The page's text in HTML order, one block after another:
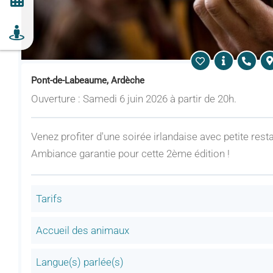
Pont-de-Labeaume, Ardèche
Ouverture : Samedi 6 juin 2026 à partir de 20h.
Venez profiter d'une soirée irlandaise avec petite
Ambiance garantie pour cette 2ème édition !
Tarifs
Accueil des animaux
Langue(s) parlée(s)